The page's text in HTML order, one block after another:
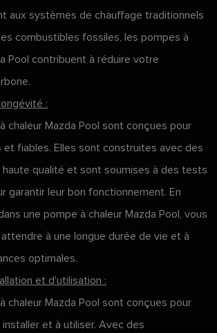
aux systèmes de chauffage traditionnels
combustibles fossiles, les pompes à
Pool contribuent à réduire votre
:
chaleur Mazda Pool sont conçues pour
et fiables. Elles sont construites avec des
haute qualité et sont soumises à des tests
garantir leur bon fonctionnement. En
une pompe à chaleur Mazda Pool, vous
à une longue durée de vie et à
optimales.
et d'utilisation :
chaleur Mazda Pool sont conçues pour
et à utiliser. Avec des